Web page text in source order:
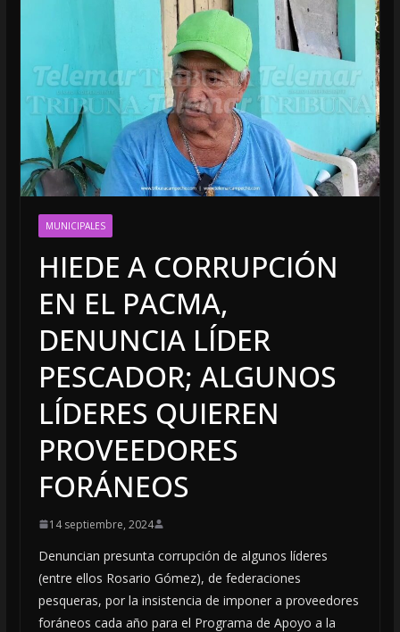
MUNICIPALES
HIEDE A CORRUPCIÓN
EN EL PACMA,
DENUNCIA LÍDER
PESCADOR; ALGUNOS
LÍDERES QUIEREN
PROVEEDORES
FORÁNEOS
14 septiembre, 2024
Denuncian presunta corrupción de algunos líderes
(entre ellos Rosario Gómez), de federaciones
pesqueras, por la insistencia de imponer a proveedores
foráneos cada año para el Programa de Apoyo a la